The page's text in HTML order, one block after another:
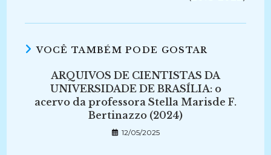
VOCÊ TAMBÉM PODE GOSTAR
ARQUIVOS DE CIENTISTAS DA
UNIVERSIDADE DE BRASÍLIA: o
acervo da professora Stella Marisde F.
Bertinazzo (2024)
12/05/2025